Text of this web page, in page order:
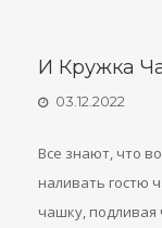
И Кружка
03.12.2022
Все знают, что
наливать гостю
чашку, подливая